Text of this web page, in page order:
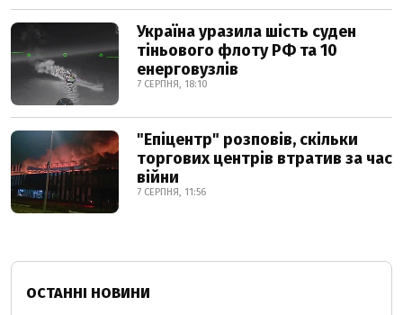
Україна уразила шість суден
тіньового флоту РФ та 10
енерговузлів
7 СЕРПНЯ, 18:10
"Епіцентр" розповів, скільки
торгових центрів втратив за час
війни
7 СЕРПНЯ, 11:56
ОСТАННІ НОВИНИ